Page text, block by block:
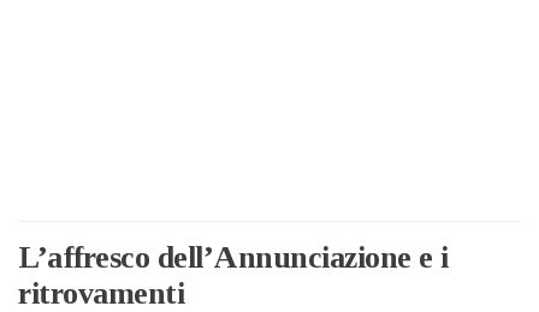
L’affresco dell’Annunciazione e i
ritrovamenti